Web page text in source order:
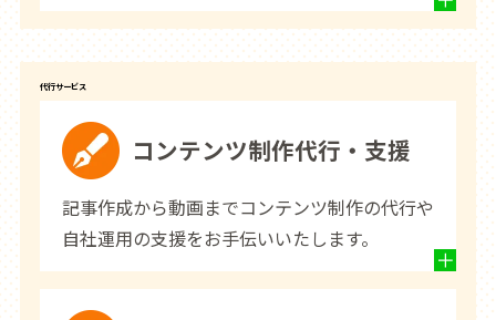
代行サービス
コンテンツ制作代行・支援
記事作成から動画までコンテンツ制作の代行や
自社運用の支援をお手伝いいたします。